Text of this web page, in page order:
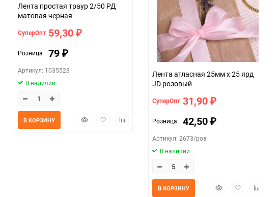
Лента простая траур 2/50 РД
матовая черная
СуперОпт 59,30 ₽
Розница 79 ₽
Артикул: 1035523
В наличии
БыстрыйДобавитьДобавить
В КОРЗИНУ
Лента атласная 25мм х 25 ярд
JD розовый
СуперОпт 31,90 ₽
Розница 42,50 ₽
Артикул: 2673/роз
В наличии
БыстрыйДобавитьДобавить
В КОРЗИНУ